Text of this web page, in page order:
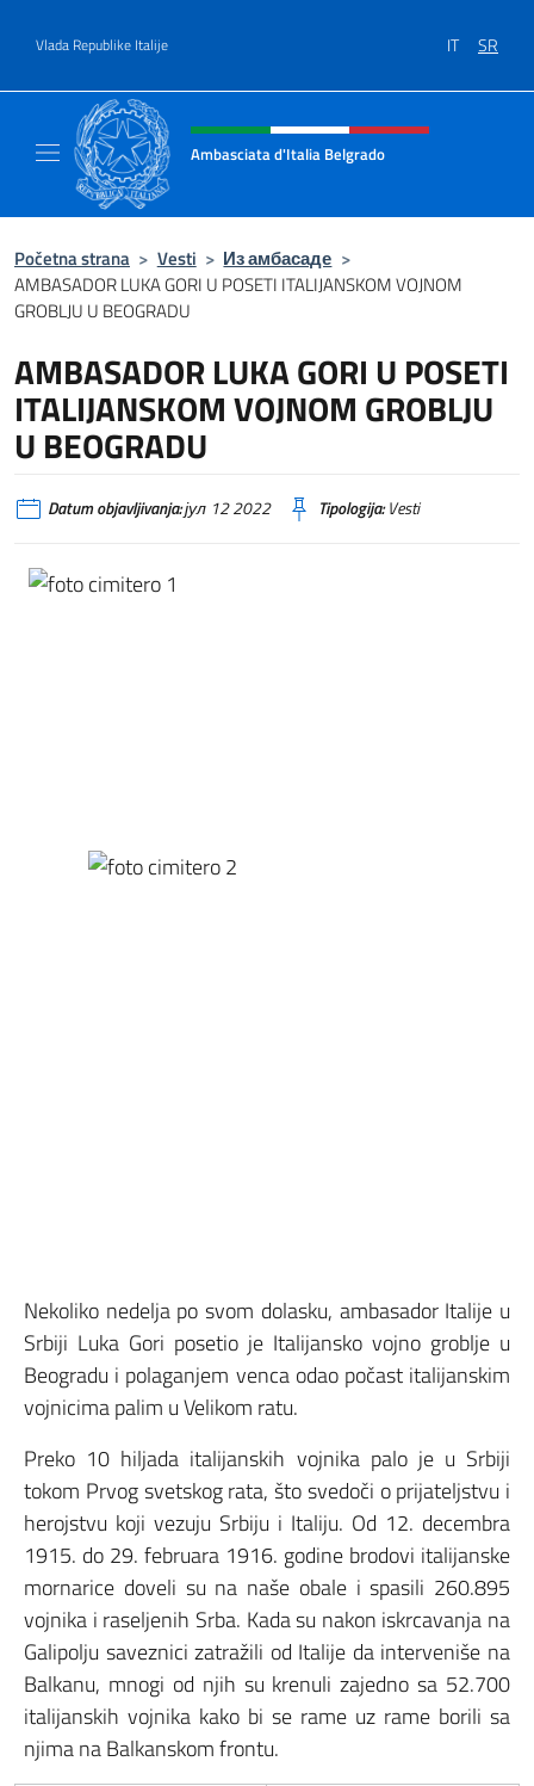
Vlada Republike Italije IT SR
Header, social and menu of site
Ambasciata d'Italia Belgrado
Početna strana > Vesti > Из амбасаде >
AMBASADOR LUKA GORI U POSETI ITALIJANSKOM VOJNOM
GROBLJU U BEOGRADU
AMBASADOR LUKA GORI U POSETI
ITALIJANSKOM VOJNOM GROBLJU
U BEOGRADU
Datum objavljivanja:јул 12 2022 Tipologija:Vesti
Nekoliko nedelja po svom dolasku, ambasador Italije u
Srbiji Luka Gori posetio je Italijansko vojno groblje u
Beogradu i polaganjem venca odao počast italijanskim
vojnicima palim u Velikom ratu.
Preko 10 hiljada italijanskih vojnika palo je u Srbiji
tokom Prvog svetskog rata, što svedoči o prijateljstvu i
herojstvu koji vezuju Srbiju i Italiju. Od 12. decembra
1915. do 29. februara 1916. godine brodovi italijanske
mornarice doveli su na naše obale i spasili 260.895
vojnika i raseljenih Srba. Kada su nakon iskrcavanja na
Galipolju saveznici zatražili od Italije da interveniše na
Balkanu, mnogi od njih su krenuli zajedno sa 52.700
italijanskih vojnika kako bi se rame uz rame borili sa
njima na Balkanskom frontu.